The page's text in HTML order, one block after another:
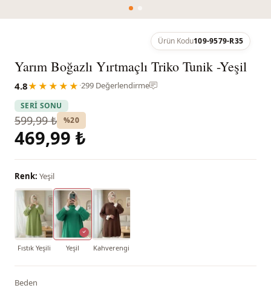
Ürün Kodu109-9579-R35
Yarım Boğazlı Yırtmaçlı Triko Tunik -Yeşil
4.8★★★★★ ·299 Değerlendirme
SERİ SONU
599,99 ₺ %20
469,99 ₺
Renk: Yeşil
Fıstık Yeşili Yeşil Kahverengi
Beden